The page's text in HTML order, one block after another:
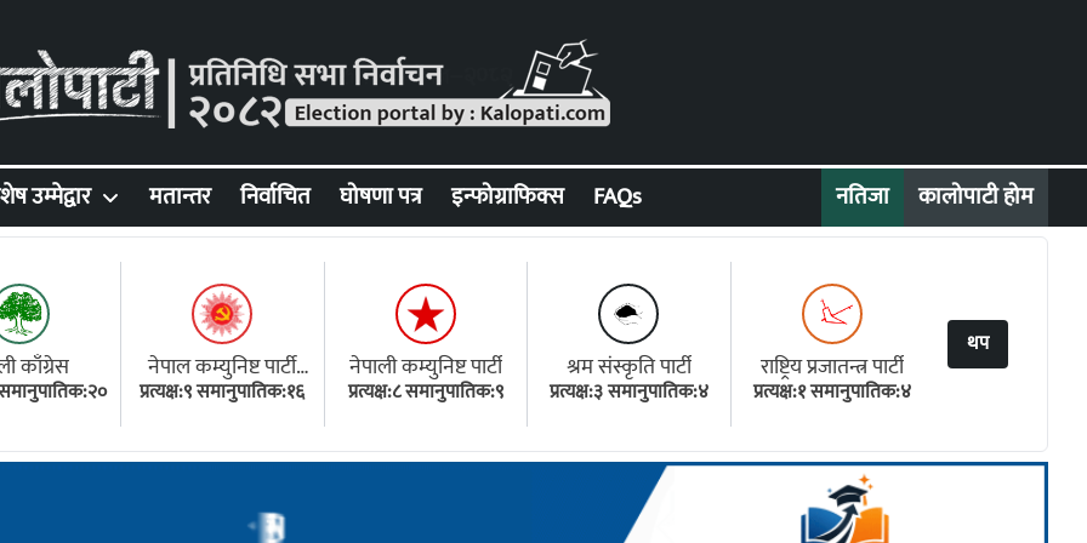
नतिजा कालोपाटी होम
उम्मेद्वार मतान्तर निर्वाचित घोषणा पत्र इन्फोग्राफिक्स FAQs
काँग्रेस
समानुपातिक:२०
नेपाल कम्युनिष्ट पार्टी
(एमाले)
प्रत्यक्ष:९ समानुपातिक:१६
नेपाली कम्युनिष्ट पार्टी
प्रत्यक्ष:८ समानुपातिक:९
श्रम संस्कृति पार्टी
प्रत्यक्ष:३ समानुपातिक:४
राष्ट्रिय प्रजातन्त्र पार्टी
प्रत्यक्ष:१ समानुपातिक:४
थप